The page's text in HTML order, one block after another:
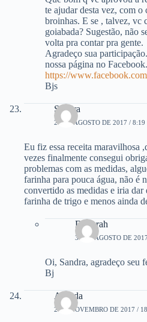
te ajudar desta vez, com o
broinhas. E se , talvez, vc
goiabada? Sugestão, não
volta pra contar pra gente.
Agradeço sua
nossa página no Facebook.
https://
Bjs
Sandra
20 DE AGOSTO DE 2017 / 8:19
Eu fiz essa receita maravilhosa
vezes finalmente consegui
problemas com as medidas,
farinha para pouca água, não é
convertido as medidas e iria dar
farinha de trigo e menos ainda
Deborah
30 DE AGOSTO DE
Oi, Sandra, agradeço seu
Bj
Arlinda
2 DE NOVEMBRO DE 2017 /